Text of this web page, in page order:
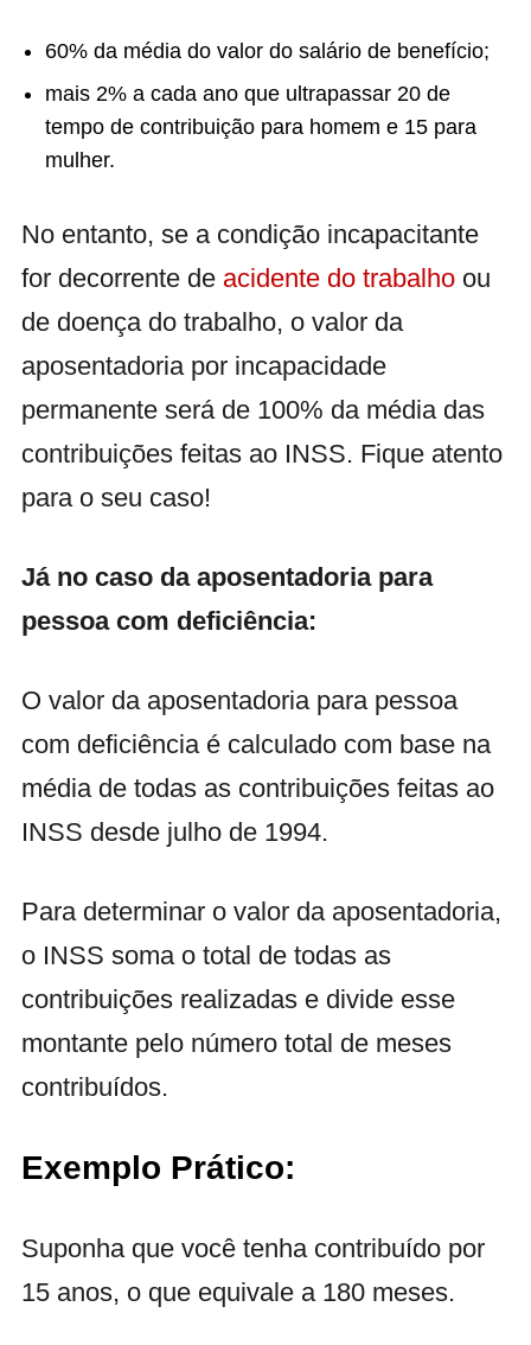
60% da média do valor do salário de benefício;
mais 2% a cada ano que ultrapassar 20 de
tempo de contribuição para homem e 15 para
mulher.
No entanto, se a condição incapacitante
for decorrente de acidente do trabalho ou
de doença do trabalho, o valor da
aposentadoria por incapacidade
permanente será de 100% da média das
contribuições feitas ao INSS. Fique atento
para o seu caso!
Já no caso da aposentadoria para
pessoa com deficiência:
O valor da aposentadoria para pessoa
com deficiência é calculado com base na
média de todas as contribuições feitas ao
INSS desde julho de 1994.
Para determinar o valor da aposentadoria,
o INSS soma o total de todas as
contribuições realizadas e divide esse
montante pelo número total de meses
contribuídos.
Exemplo Prático:
Suponha que você tenha contribuído por
15 anos, o que equivale a 180 meses.